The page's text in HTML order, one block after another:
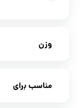
وزن
مناسب برای